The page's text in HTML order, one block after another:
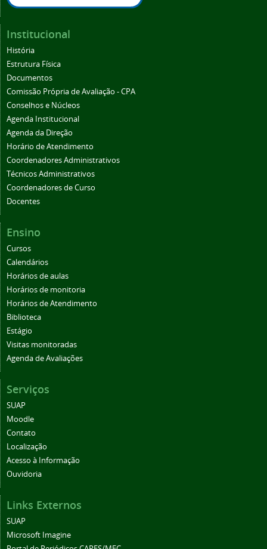
Institucional
História
Estrutura Física
Documentos
Comissão Própria de Avaliação - CPA
Conselhos e Núcleos
Agenda Institucional
Agenda da Direção
Horário de Atendimento
Coordenadores Administrativos
Técnicos Administrativos
Coordenadores de Curso
Docentes
Ensino
Cursos
Calendários
Horários de aulas
Horários de monitoria
Horários de Atendimento
Biblioteca
Estágio
Visitas monitoradas
Agenda de Avaliações
Serviços
SUAP
Moodle
Contato
Localização
Acesso à Informação
Ouvidoria
Links Externos
SUAP
Microsoft Imagine